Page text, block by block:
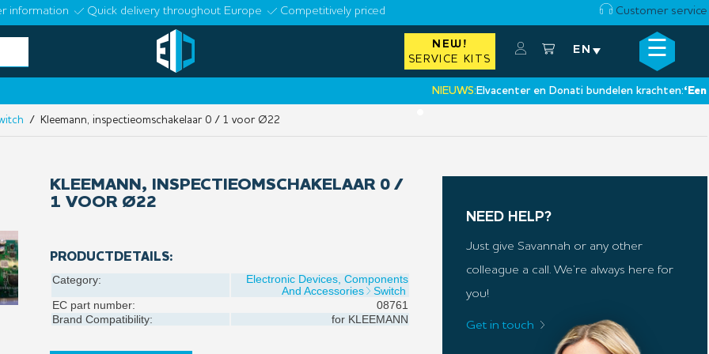
information Quick delivery throughout Europe Competitively priced Customer service
NEW!
SERVICE KITS
EN ☰
NIEUWS:Elvacenter en Donati bundelen krachten:‘Een
×
/ Kleemann, inspectieomschakelaar 0 / 1 voor Ø22
KLEEMANN, INSPECTIEOMSCHAKELAAR 0 /
1 VOOR Ø22
PRODUCTDETAILS:
Category:
Electronic Devices, Components
And Accessories
Switch
EC part number:
08761
Brand Compatibility:
for KLEEMANN
NEED HELP?
Just give Savannah or any other
colleague a call. We’re always here for
you!
Get in touch